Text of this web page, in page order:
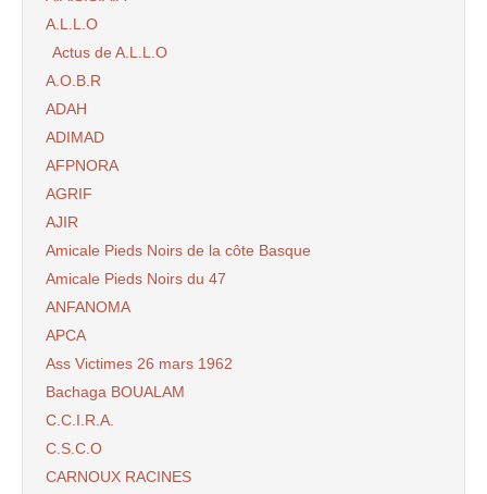
A.L.L.O
Actus de A.L.L.O
A.O.B.R
ADAH
ADIMAD
AFPNORA
AGRIF
AJIR
Amicale Pieds Noirs de la côte Basque
Amicale Pieds Noirs du 47
ANFANOMA
APCA
Ass Victimes 26 mars 1962
Bachaga BOUALAM
C.C.I.R.A.
C.S.C.O
CARNOUX RACINES